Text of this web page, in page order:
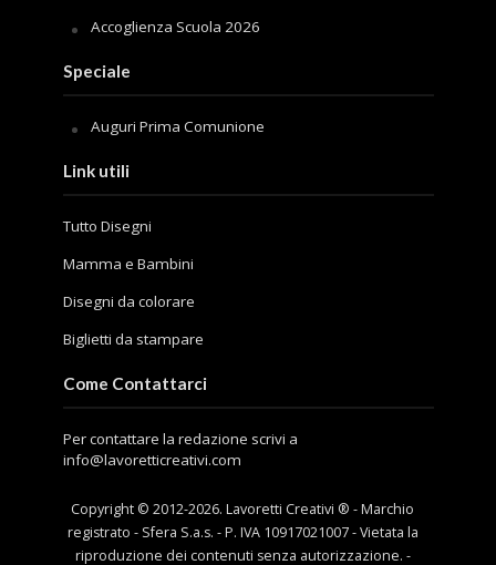
Accoglienza Scuola 2026
Speciale
Auguri Prima Comunione
Link utili
Tutto Disegni
Mamma e Bambini
Disegni da colorare
Biglietti da stampare
Come Contattarci
Per contattare la redazione scrivi a
info@lavoretticreativi.com
Copyright © 2012-2026. Lavoretti Creativi ® - Marchio
registrato - Sfera S.a.s. - P. IVA 10917021007 - Vietata la
riproduzione dei contenuti senza autorizzazione. -